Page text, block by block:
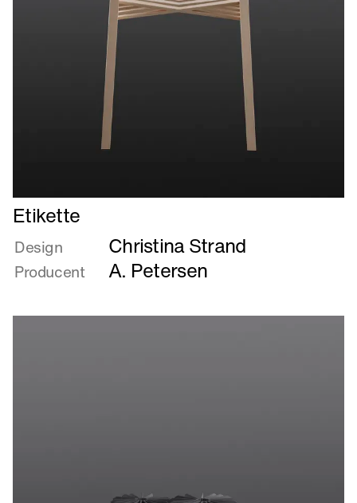
Læs
mere
om
Etikette
Etikette
Design Christina Strand
Producent A. Petersen